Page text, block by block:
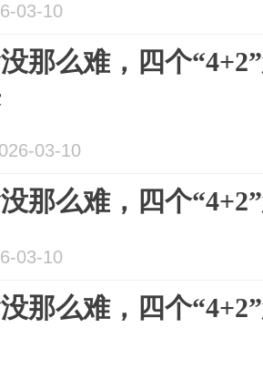
03-10
那么难，四个
03-10
那么难，四个
03-10
那么难，四个